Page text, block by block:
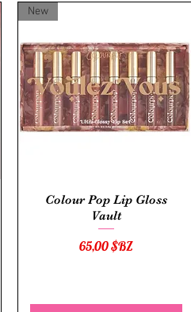
Aperçu rapide
New
Colour Pop Lip Gloss
Vault
Prix
65,00 $BZ